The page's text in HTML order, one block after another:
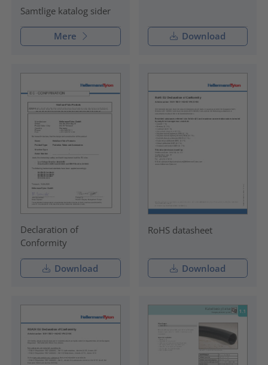
Samtlige katalog sider
Mere Download
Declaration of
Conformity
Download
RoHS datasheet
Download